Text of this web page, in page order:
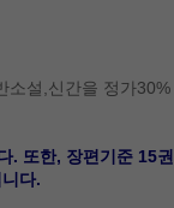
소설,신간을 정가30%
. 또한, 장편기준 15권
다.